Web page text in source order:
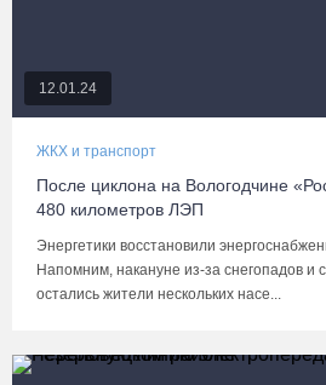
12.01.24
ЖКХ и транспорт
После циклона на Вологодчине
480 километров ЛЭП
Энергетики восстановили
Напомним, накануне из-за снегопадов и
остались жители нескольких насе...